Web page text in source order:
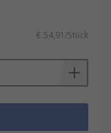
€ 54,91/Stück